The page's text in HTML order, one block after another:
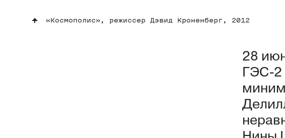
«Космополис», режиссер Дэвид Кроненберг, 2012
28
ГЭС-2